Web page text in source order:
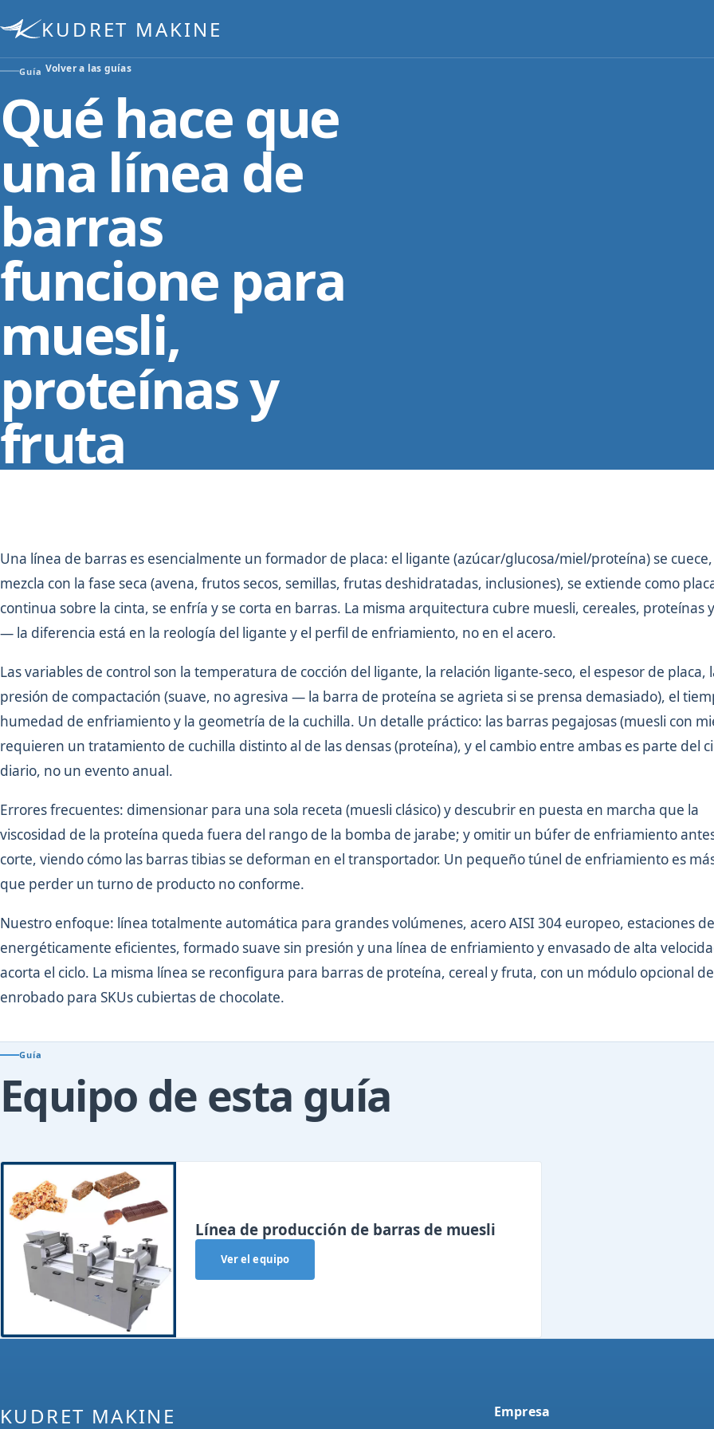
KUDRET MAKINE
Guía Volver a las guías
Qué hace que
una línea de
barras
funcione para
muesli,
proteínas y
fruta
Una línea de barras es esencialmente un formador de placa: el ligante (azúcar/glucosa/miel/proteína) se cuece,
mezcla con la fase seca (avena, frutos secos, semillas, frutas deshidratadas, inclusiones), se extiende como
continua sobre la cinta, se enfría y se corta en barras. La misma arquitectura cubre muesli, cereales, proteínas
— la diferencia está en la reología del ligante y el perfil de enfriamiento, no en el acero.
Las variables de control son la temperatura de cocción del ligante, la relación ligante-seco, el espesor de placa,
presión de compactación (suave, no agresiva — la barra de proteína se agrieta si se prensa demasiado), el
humedad de enfriamiento y la geometría de la cuchilla. Un detalle práctico: las barras pegajosas (muesli con
requieren un tratamiento de cuchilla distinto al de las densas (proteína), y el cambio entre ambas es parte del
diario, no un evento anual.
Errores frecuentes: dimensionar para una sola receta (muesli clásico) y descubrir en puesta en marcha que la
viscosidad de la proteína queda fuera del rango de la bomba de jarabe; y omitir un búfer de enfriamiento
corte, viendo cómo las barras tibias se deforman en el transportador. Un pequeño túnel de enfriamiento es
que perder un turno de producto no conforme.
Nuestro enfoque: línea totalmente automática para grandes volúmenes, acero AISI 304 europeo, estaciones
energéticamente eficientes, formado suave sin presión y una línea de enfriamiento y envasado de alta
acorta el ciclo. La misma línea se reconfigura para barras de proteína, cereal y fruta, con un módulo opcional de
enrobado para SKUs cubiertas de chocolate.
Guía
Equipo de esta guía
Línea de producción de barras de muesli
Ver el equipo
KUDRET MAKINE Empresa